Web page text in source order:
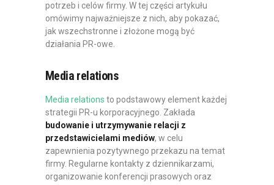
potrzeb i celów firmy. W tej części artykułu
omówimy najważniejsze z nich, aby pokazać,
jak wszechstronne i złożone mogą być
działania PR-owe.
Media relations
Media relations to podstawowy element każdej
strategii PR-u korporacyjnego. Zakłada
budowanie i utrzymywanie relacji z
przedstawicielami mediów, w celu
zapewnienia pozytywnego przekazu na temat
firmy. Regularne kontakty z dziennikarzami,
organizowanie konferencji prasowych oraz